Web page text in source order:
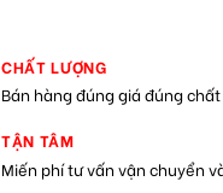
CHẤT LƯỢNG
Bán hàng đúng giá đúng
TẬN TÂM
Miến phí tư vấn vận chuyển